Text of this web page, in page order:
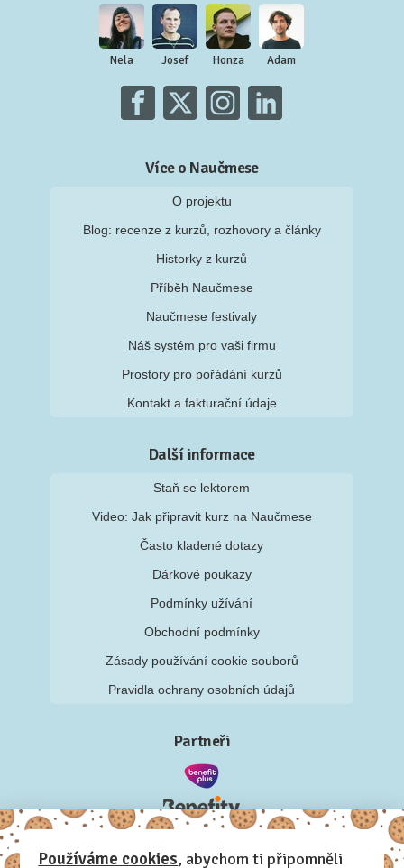
Nela Josef Honza Adam
Více o Naučmese
O projektu
Blog: recenze z kurzů, rozhovory a články
Historky z kurzů
Příběh Naučmese
Naučmese festivaly
Náš systém pro vaši firmu
Prostory pro pořádání kurzů
Kontakt a fakturační údaje
Další informace
Staň se lektorem
Video: Jak připravit kurz na Naučmese
Často kladené dotazy
Dárkové poukazy
Podmínky užívání
Obchodní podmínky
Zásady používání cookie souborů
Pravidla ochrany osobních údajů
Partneři
Používáme cookies, abychom ti připomněli